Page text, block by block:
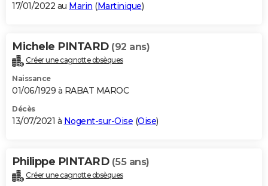
17/01/2022 au Marin (Martinique)
Michele PINTARD (92 ans)
Créer une cagnotte obsèques
Naissance
01/06/1929 à RABAT MAROC
Décès
13/07/2021 à Nogent-sur-Oise (Oise)
Philippe PINTARD (55 ans)
Créer une cagnotte obsèques